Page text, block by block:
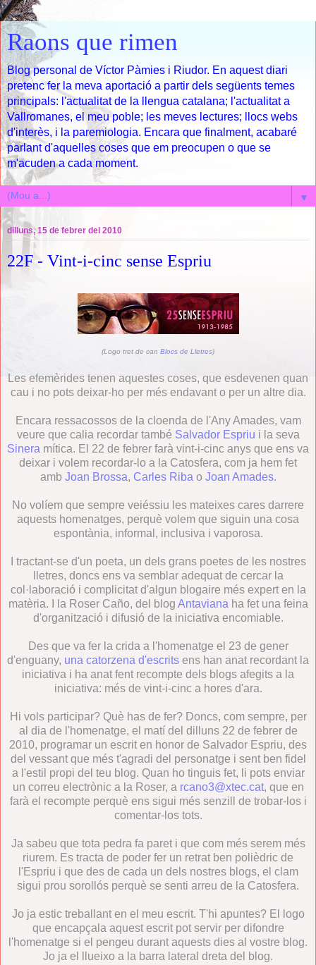
Raons que rimen
Blog personal de Víctor Pàmies i Riudor. En aquest diari
pretenc fer la meva aportació a partir dels següents temes
principals: l'actualitat de la llengua catalana; l'actualitat a
Vallromanes, el meu poble; les meves lectures; llocs webs
d'interès, i la paremiologia. Encara que finalment, acabaré
parlant d'aquelles coses que em preocupen o que se
m'acuden a cada moment.
▼
dilluns, 15 de febrer del 2010
22F - Vint-i-cinc sense Espriu
(Logo tret de can Blocs de Lletres)
Les efemèrides tenen aquestes coses, que esdevenen quan
cau i no pots deixar-ho per més endavant o per un altre dia.
Encara ressacossos de la cloenda de l'Any Amades, vam
veure que calia recordar també Salvador Espriu i la seva
Sinera mítica. El 22 de febrer farà vint-i-cinc anys que ens va
deixar i volem recordar-lo a la Catosfera, com ja hem fet
amb Joan Brossa, Carles Riba o Joan Amades.
No volíem que sempre veiéssiu les mateixes cares darrere
aquests homenatges, perquè volem que siguin una cosa
espontània, informal, inclusiva i vaporosa.
I tractant-se d'un poeta, un dels grans poetes de les nostres
lletres, doncs ens va semblar adequat de cercar la
col·laboració i complicitat d'algun blogaire més expert en la
matèria. I la Roser Caño, del blog Antaviana ha fet una feina
d'organització i difusió de la iniciativa encomiable.
Des que va fer la crida a l'homenatge el 23 de gener
d'enguany, una catorzena d'escrits ens han anat recordant la
iniciativa i ha anat fent recompte dels blogs afegits a la
iniciativa: més de vint-i-cinc a hores d'ara.
Hi vols participar? Què has de fer? Doncs, com sempre, per
al dia de l'homenatge, el matí del dilluns 22 de febrer de
2010, programar un escrit en honor de Salvador Espriu, des
del vessant que més t'agradi del personatge i sent ben fidel
a l'estil propi del teu blog. Quan ho tinguis fet, li pots enviar
un correu electrònic a la Roser, a rcano3@xtec.cat, que en
farà el recompte perquè ens sigui més senzill de trobar-los i
comentar-los tots.
Ja sabeu que tota pedra fa paret i que com més serem més
riurem. Es tracta de poder fer un retrat ben polièdric de
l'Espriu i que des de cada un dels nostres blogs, el clam
sigui prou sorollós perquè se senti arreu de la Catosfera.
Jo ja estic treballant en el meu escrit. T'hi apuntes? El logo
que encapçala aquest escrit pot servir per difondre
l'homenatge si el pengeu durant aquests dies al vostre blog.
Jo ja el llueixo a la barra lateral dreta del blog.